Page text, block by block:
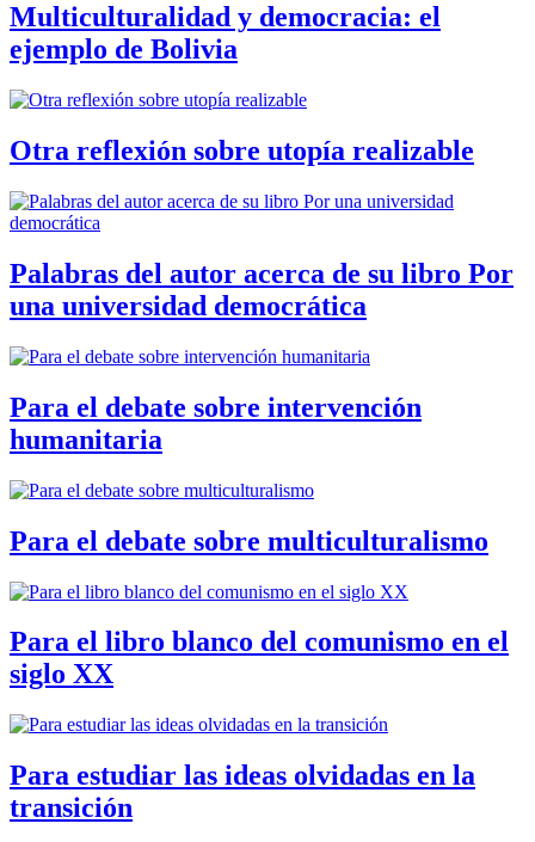
Multiculturalidad y democracia: el
ejemplo de Bolivia
Otra reflexión sobre utopía realizable
Palabras del autor acerca de su libro Por
una universidad democrática
Para el debate sobre intervención
humanitaria
Para el debate sobre multiculturalismo
Para el libro blanco del comunismo en el
siglo XX
Para estudiar las ideas olvidadas en la
transición